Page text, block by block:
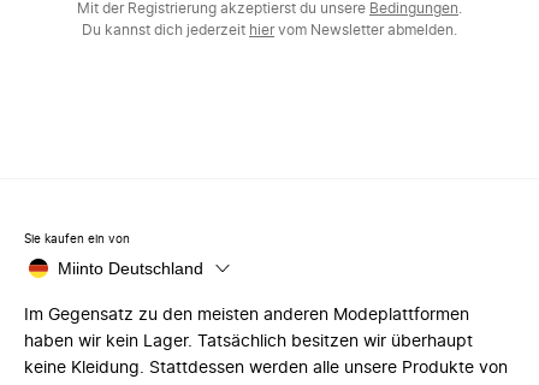
Mit der Registrierung akzeptierst du unsere Bedingungen
Du kannst dich jederzeit hiervom Newsletter abmelden.
Sie kaufen ein von
Miinto Deutschland
Im Gegensatz zu den meisten anderen Modeplattformen
haben wir kein Lager. Tatsächlich besitzen wir überhaupt
keine Kleidung. Stattdessen werden alle unsere Produkte von